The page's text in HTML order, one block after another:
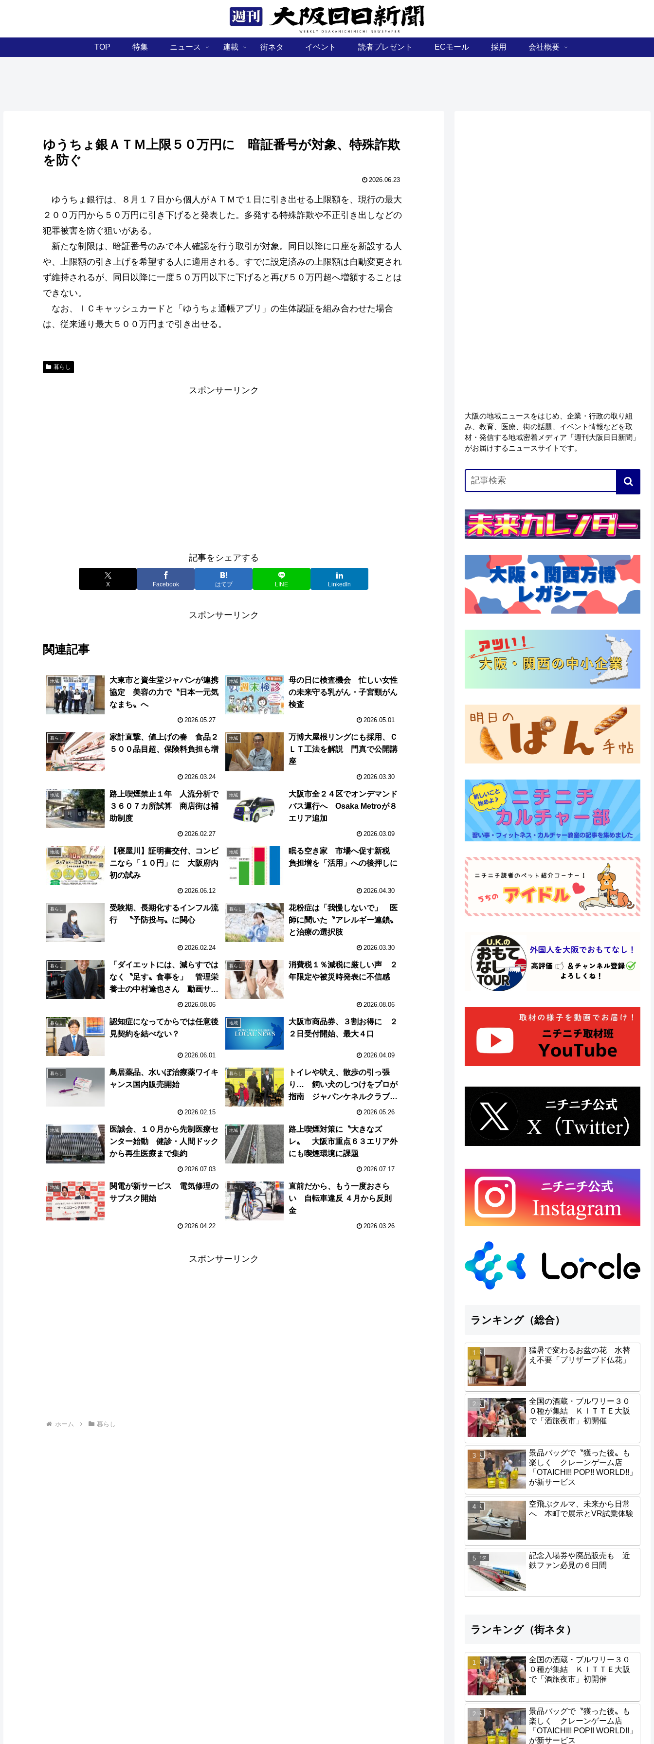
TOP 特集 ニュース 連載 街ネタ イベント 読者プレゼント ECモール 採用 会社概要
ゆうちょ銀ＡＴＭ上限５０万円に 暗証番号が対象、特殊詐欺
を防ぐ
2026.06.23
ゆうちょ銀行は、８月１７日から個人がＡＴＭで１日に引き出せる上限額を、現行の最大
２００万円から５０万円に引き下げると発表した。多発する特殊詐欺や不正引き出しなどの
犯罪被害を防ぐ狙いがある。
新たな制限は、暗証番号のみで本人確認を行う取引が対象。同日以降に口座を新設する人
や、上限額の引き上げを希望する人に適用される。すでに設定済みの上限額は自動変更され
ず維持されるが、同日以降に一度５０万円以下に下げると再び５０万円超へ増額することは
できない。
なお、ＩＣキャッシュカードと「ゆうちょ通帳アプリ」の生体認証を組み合わせた場合
は、従来通り最大５００万円まで引き出せる。
暮らし
スポンサーリンク
記事をシェアする
X Facebook はてブ LINE LinkedIn
スポンサーリンク
関連記事
地域
大東市と資生堂ジャパンが連携
協定 美容の力で〝日本一元気
なまち〟へ
2026.05.27
地域
母の日に検査機会 忙しい女性
の未来守る乳がん・子宮頸がん
検査
2026.05.01
暮らし
家計直撃、値上げの春 食品２
５００品目超、保険料負担も増
2026.03.24
地域
万博大屋根リングにも採用、Ｃ
ＬＴ工法を解説 門真で公開講
座
2026.03.30
地域
路上喫煙禁止１年 人流分析で
３６０７カ所試算 商店街は補
助制度
2026.02.27
地域
大阪市全２４区でオンデマンド
バス運行へ Osaka Metroが８
エリア追加
2026.03.09
地域
【寝屋川】証明書交付、コンビ
ニなら「１０円」に 大阪府内
初の試み
2026.06.12
地域
眠る空き家 市場へ促す新税
負担増を「活用」への後押しに
2026.04.30
暮らし
受験期、長期化するインフル流
行 〝予防投与〟に関心
2026.02.24
暮らし
花粉症は「我慢しないで」 医
師に聞いた〝アレルギー連鎖〟
と治療の選択肢
2026.03.30
暮らし
「ダイエットには、減らすでは
なく〝足す〟食事を」 管理栄
養士の中村達也さん 動画サイ
ト「ウェルビーパートナー」で
2026.08.06
暮らし
消費税１％減税に厳しい声 ２
年限定や被災時発表に不信感
2026.08.06
暮らし
認知症になってからでは任意後
見契約を結べない？
2026.06.01
地域
大阪市商品券、３割お得に ２
２日受付開始、最大４口
2026.04.09
暮らし
鳥居薬品、水いぼ治療薬ワイキ
ャンス国内販売開始
2026.02.15
暮らし
トイレや吠え、散歩の引っ張
り… 飼い犬のしつけをプロが
指南 ジャパンケネルクラブ大
阪ブロック訓練士協議会の小松
2026.05.26
地域
医誠会、１０月から先制医療セ
ンター始動 健診・人間ドック
から再生医療まで集約
2026.07.03
地域
路上喫煙対策に〝大きなズ
レ〟 大阪市重点６３エリア外
にも喫煙環境に課題
2026.07.17
地域
関電が新サービス 電気修理の
サブスク開始
2026.04.22
暮らし
直前だから、もう一度おさら
い 自転車違反 ４月から反則
金
2026.03.26
スポンサーリンク
ホーム 暮らし
大阪の地域ニュースをはじめ、企業・行政の取り組
み、教育、医療、街の話題、イベント情報などを取
材・発信する地域密着メディア「週刊大阪日日新聞」
がお届けするニュースサイトです。
ランキング（総合）
地域
猛暑で変わるお盆の花 水替
え不要「プリザーブド仏花」
地域
全国の酒蔵・ブルワリー３０
０種が集結 ＫＩＴＴＥ大阪
で「酒旅夜市」初開催
地域
景品バッグで〝獲った後〟も
楽しく クレーンゲーム店
「OTAICHI!! POP!! WORLD!!」
が新サービス
地域
空飛ぶクルマ、未来から日常
へ 本町で展示とVR試乗体験
街ネタ
記念入場券や廃品販売も 近
鉄ファン必見の６日間
ランキング（街ネタ）
地域
全国の酒蔵・ブルワリー３０
０種が集結 ＫＩＴＴＥ大阪
で「酒旅夜市」初開催
地域
景品バッグで〝獲った後〟も
楽しく クレーンゲーム店
「OTAICHI!! POP!! WORLD!!」
が新サービス